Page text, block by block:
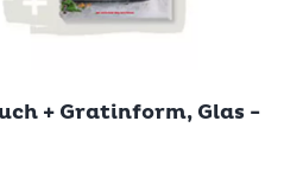
+ Gratinform, Glas -